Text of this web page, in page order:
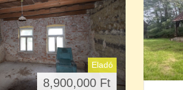
Eladó
8,900,000 Ft